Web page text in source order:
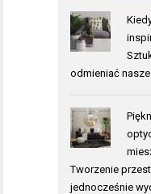
odmieniać nasze
Tworzenie
jednocześnie